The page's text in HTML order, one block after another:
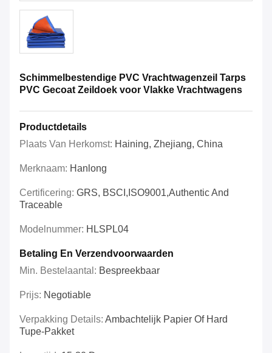
Schimmelbestendige PVC Vrachtwagenzeil Tarps
PVC Gecoat Zeildoek voor Vlakke Vrachtwagens
Productdetails
Plaats Van Herkomst: Haining, Zhejiang, China
Merknaam: Hanlong
Certificering: GRS, BSCI,ISO9001,Authentic And
Traceable
Modelnummer: HLSPL04
Betaling En Verzendvoorwaarden
Min. Bestelaantal: Bespreekbaar
Prijs: Negotiable
Verpakking Details: Ambachtelijk Papier Of Hard
Tupe-Pakket